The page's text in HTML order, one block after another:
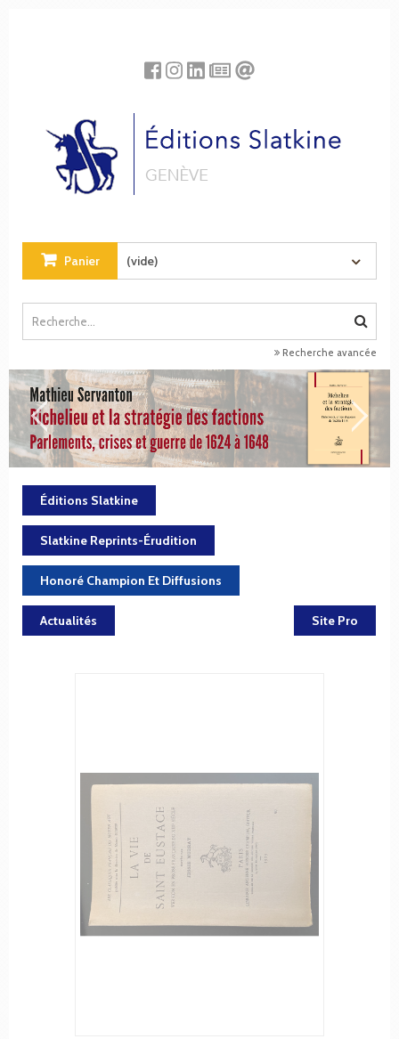
Panier (vide)
Recherche avancée
Éditions Slatkine
Slatkine Reprints-Érudition
Honoré Champion Et Diffusions
Actualités Site Pro